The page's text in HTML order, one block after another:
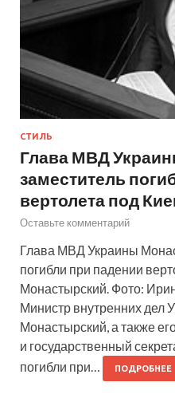
СТИЛЬ
Глава МВД
заместитель
вертолета под
Оставьте комментарий
Глава МВД Украины
погибли при падении
Монастырский. Фото:
Министр внутренних дел
Монастырский, а также
и государственный
погибли при…
ПОДРОБНЕЕ